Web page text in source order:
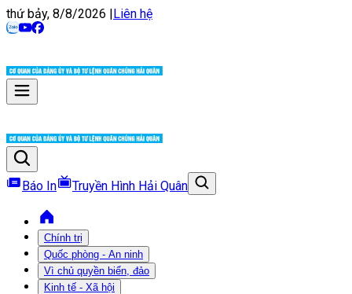
thứ bảy, 8/8/2026 |Liên hệ
Báo In Truyền Hình Hải Quân
Chính trị
Quốc phòng - An ninh
Vì chủ quyền biển, đảo
Kinh tế - Xã hội